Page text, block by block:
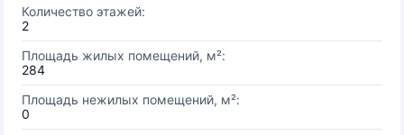
Количество этажей:
2
Площадь жилых помещений, м²:
284
Площадь нежилых помещений, м²:
0